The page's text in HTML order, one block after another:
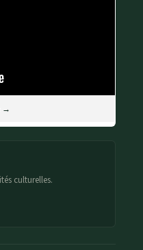
→
culturelles.